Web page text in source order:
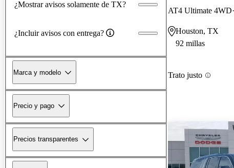
¿Mostrar avisos solamente de TX?
¿Incluir avisos con entrega?
Marca y modelo
Precio y pago
Precios transparentes
AT4 Ultimate 4WD
Houston, TX
92 millas
Trato justo